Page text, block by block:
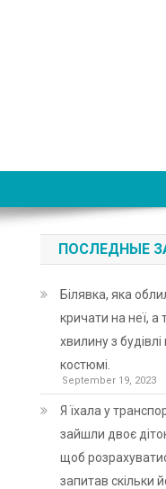
ПОСЛЕДНЫЕ
Білявка, яка
кричати на неї, а
хвилину з
костюмі.
September 19, 2023
Я їхала у
зайшли двоє
щоб
запитав скільки